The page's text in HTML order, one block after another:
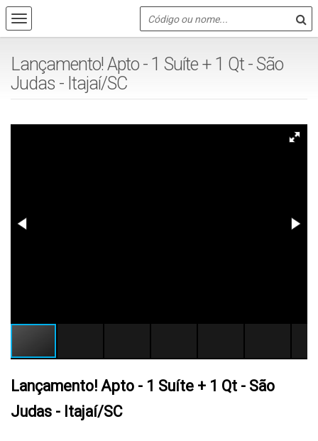
Lançamento! Apto - 1 Suíte + 1 Qt - São
Judas - Itajaí/SC
Lançamento! Apto - 1 Suíte + 1 Qt - São
Judas - Itajaí/SC